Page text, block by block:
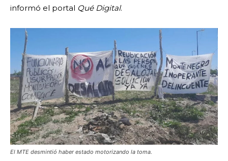
informó el portal Qué Digital.
El MTE desmintió haber estado motorizando la toma.